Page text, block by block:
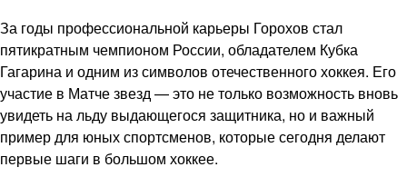
За годы профессиональной карьеры Горохов стал
пятикратным чемпионом России, обладателем Кубка
Гагарина и одним из символов отечественного хоккея. Его
участие в Матче звезд — это не только возможность вновь
увидеть на льду выдающегося защитника, но и важный
пример для юных спортсменов, которые сегодня делают
первые шаги в большом хоккее.